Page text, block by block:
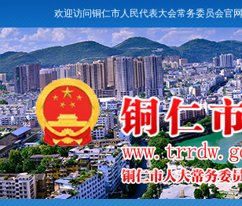
欢迎访问铜仁市人民代表大会常务委员会官网